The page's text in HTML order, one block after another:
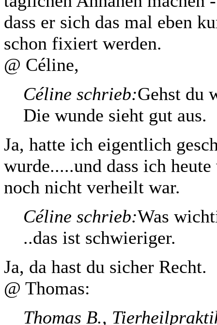
dass er sich das mal eben
schon fixiert werden.
@ Céline,
Céline schrieb:Gehst du
Die wunde sieht gut aus.
Ja, hatte ich eigentlich
wurde.....und dass ich
noch nicht verheilt war.
Céline schrieb:Was
..das ist schwieriger.
Ja, da hast du sicher Recht.
@ Thomas:
Thomas B.,